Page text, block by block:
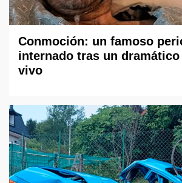
Conmoción: un famoso
internado tras un
vivo